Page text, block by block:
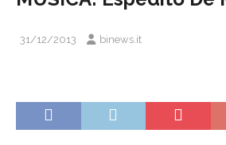
31/12/2013 binews.it